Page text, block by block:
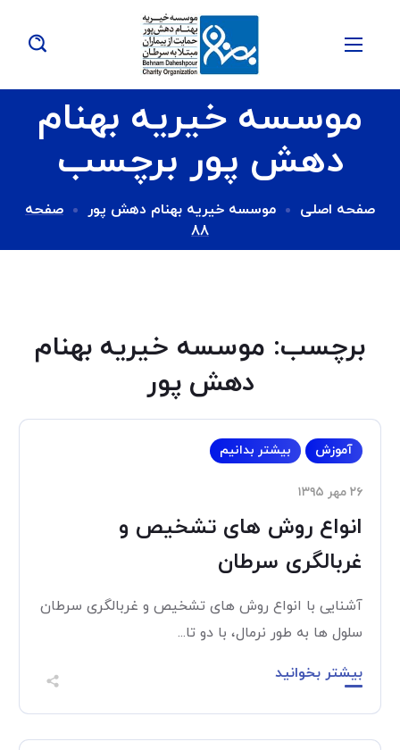
موسسه خیریه بهنام
دهش پور برچسب
صفحه اصلی موسسه خیریه بهنام دهش پور
صفحه
88
برچسب: موسسه خیریه بهنام
دهش پور
آموزش بیشتر بدانیم
۲۶ مهر ۱۳۹۵
انواع روش های تشخیص و
غربالگری سرطان
آشنایی با انواع روش های تشخیص و غربالگری سرطان
سلول ها به طور نرمال، با دو تا...
بیشتر بخوانید